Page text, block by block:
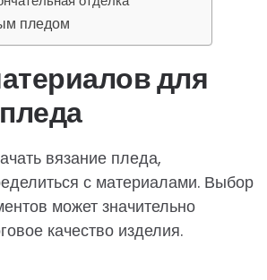
пледом
для
вязание пледа,
с материалами. Выбор
может значительно
качество изделия.